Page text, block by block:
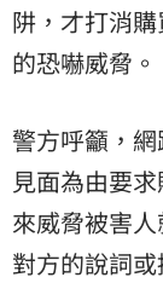
阱，才打消
的恐嚇威脅。
警方呼籲，
見面為由要
來威脅被害
對方的說詞